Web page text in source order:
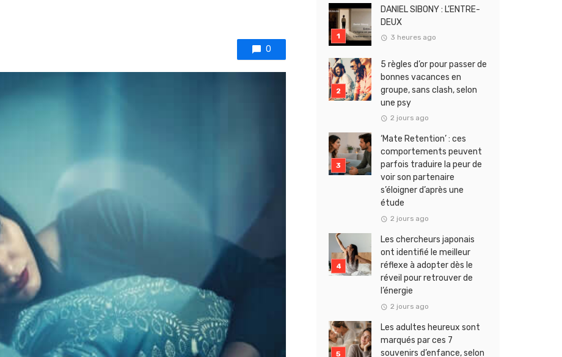
0
DANIEL SIBONY : L’ENTRE-
DEUX
3 heures ago
5 règles d’or pour passer de
bonnes vacances en
groupe, sans clash, selon
une psy
2 jours ago
‘Mate Retention’ : ces
comportements peuvent
parfois traduire la peur de
voir son partenaire
s’éloigner d’après une
étude
2 jours ago
Les chercheurs japonais
ont identifié le meilleur
réflexe à adopter dès le
réveil pour retrouver de
l’énergie
2 jours ago
Les adultes heureux sont
marqués par ces 7
souvenirs d’enfance, selon